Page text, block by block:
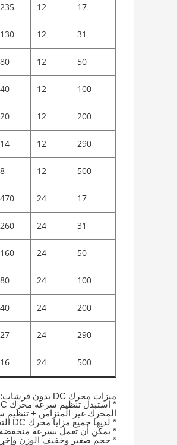
17
12
235
31
12
130
50
12
80
100
12
40
200
12
20
290
12
14
500
12
8
17
24
470
31
24
260
50
24
160
100
24
80
200
24
40
290
24
27
500
24
16
ميزات محرك DC بدون فرشات:
المحرك غير المتزامن +
* لديها جميع مزايا محرك DC التقليدي ، وفي نفس الوقت تلغي فرشاة الكربون وهيكل حلقة الانزلاق ؛
* يمكن أن تعمل بسرعة منخفضة
* حجم صغير وخفيف الوزن